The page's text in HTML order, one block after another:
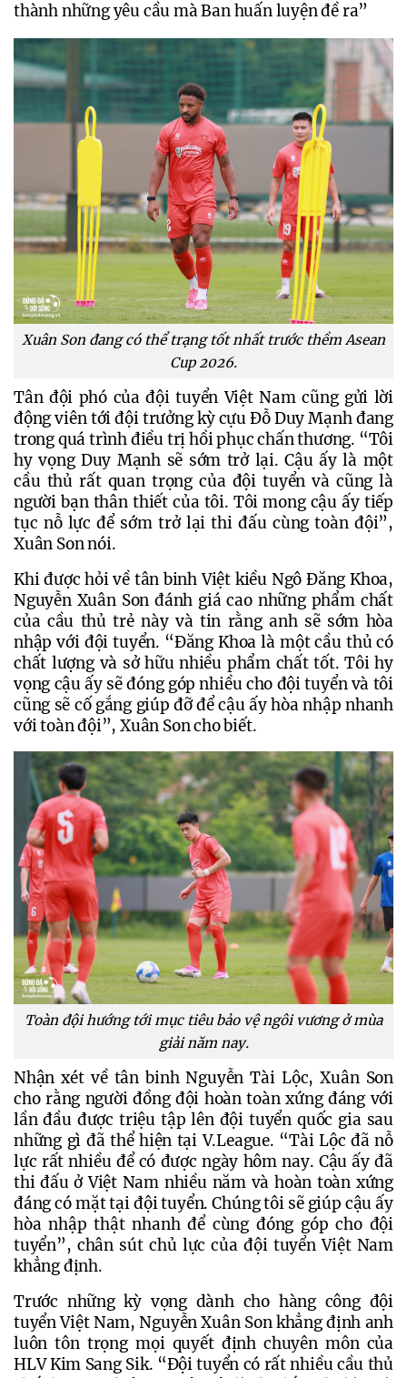
thành những yêu cầu mà Ban huấn luyện đề ra”
Xuân Son đang có thể trạng tốt nhất trước thềm Asean
Cup 2026.
Tân đội phó của đội tuyển Việt Nam cũng gửi lời
động viên tới đội trưởng kỳ cựu Đỗ Duy Mạnh đang
trong quá trình điều trị hồi phục chấn thương. “Tôi
hy vọng Duy Mạnh sẽ sớm trở lại. Cậu ấy là một
cầu thủ rất quan trọng của đội tuyển và cũng là
người bạn thân thiết của tôi. Tôi mong cậu ấy tiếp
tục nỗ lực để sớm trở lại thi đấu cùng toàn đội”,
Xuân Son nói.
Khi được hỏi về tân binh Việt kiều Ngô Đăng Khoa,
Nguyễn Xuân Son đánh giá cao những phẩm chất
của cầu thủ trẻ này và tin rằng anh sẽ sớm hòa
nhập với đội tuyển. “Đăng Khoa là một cầu thủ có
chất lượng và sở hữu nhiều phẩm chất tốt. Tôi hy
vọng cậu ấy sẽ đóng góp nhiều cho đội tuyển và tôi
cũng sẽ cố gắng giúp đỡ để cậu ấy hòa nhập nhanh
với toàn đội”, Xuân Son cho biết.
Toàn đội hướng tới mục tiêu bảo vệ ngôi vương ở mùa
giải năm nay.
Nhận xét về tân binh Nguyễn Tài Lộc, Xuân Son
cho rằng người đồng đội hoàn toàn xứng đáng với
lần đầu được triệu tập lên đội tuyển quốc gia sau
những gì đã thể hiện tại V.League. “Tài Lộc đã nỗ
lực rất nhiều để có được ngày hôm nay. Cậu ấy đã
thi đấu ở Việt Nam nhiều năm và hoàn toàn xứng
đáng có mặt tại đội tuyển. Chúng tôi sẽ giúp cậu ấy
hòa nhập thật nhanh để cùng đóng góp cho đội
tuyển”, chân sút chủ lực của đội tuyển Việt Nam
khẳng định.
Trước những kỳ vọng dành cho hàng công đội
tuyển Việt Nam, Nguyễn Xuân Son khẳng định anh
luôn tôn trọng mọi quyết định chuyên môn của
HLV Kim Sang Sik. “Đội tuyển có rất nhiều cầu thủ